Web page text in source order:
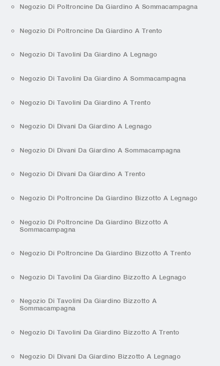
Negozio Di Poltroncine Da Giardino A Sommacampagna
Negozio Di Poltroncine Da Giardino A Trento
Negozio Di Tavolini Da Giardino A Legnago
Negozio Di Tavolini Da Giardino A Sommacampagna
Negozio Di Tavolini Da Giardino A Trento
Negozio Di Divani Da Giardino A Legnago
Negozio Di Divani Da Giardino A Sommacampagna
Negozio Di Divani Da Giardino A Trento
Negozio Di Poltroncine Da Giardino Bizzotto A Legnago
Negozio Di Poltroncine Da Giardino Bizzotto A
Sommacampagna
Negozio Di Poltroncine Da Giardino Bizzotto A Trento
Negozio Di Tavolini Da Giardino Bizzotto A Legnago
Negozio Di Tavolini Da Giardino Bizzotto A
Sommacampagna
Negozio Di Tavolini Da Giardino Bizzotto A Trento
Negozio Di Divani Da Giardino Bizzotto A Legnago